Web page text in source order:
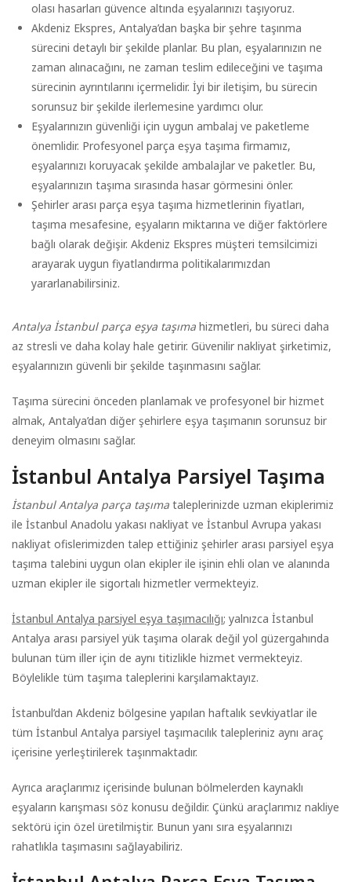
olası hasarları güvence altında eşyalarınızı taşıyoruz.
Akdeniz Ekspres, Antalya’dan başka bir şehre taşınma
sürecini detaylı bir şekilde planlar. Bu plan, eşyalarınızın ne
zaman alınacağını, ne zaman teslim edileceğini ve taşıma
sürecinin ayrıntılarını içermelidir. İyi bir iletişim, bu sürecin
sorunsuz bir şekilde ilerlemesine yardımcı olur.
Eşyalarınızın güvenliği için uygun ambalaj ve paketleme
önemlidir. Profesyonel parça eşya taşıma firmamız,
eşyalarınızı koruyacak şekilde ambalajlar ve paketler. Bu,
eşyalarınızın taşıma sırasında hasar görmesini önler.
Şehirler arası parça eşya taşıma hizmetlerinin fiyatları,
taşıma mesafesine, eşyaların miktarına ve diğer faktörlere
bağlı olarak değişir. Akdeniz Ekspres müşteri temsilcimizi
arayarak uygun fiyatlandırma politikalarımızdan
yararlanabilirsiniz.
Antalya İstanbul parça eşya taşıma hizmetleri, bu süreci daha
az stresli ve daha kolay hale getirir. Güvenilir nakliyat şirketimiz,
eşyalarınızın güvenli bir şekilde taşınmasını sağlar.
Taşıma sürecini önceden planlamak ve profesyonel bir hizmet
almak, Antalya’dan diğer şehirlere eşya taşımanın sorunsuz bir
deneyim olmasını sağlar.
İstanbul Antalya Parsiyel Taşıma
İstanbul Antalya parça taşıma taleplerinizde uzman ekiplerimiz
ile İstanbul Anadolu yakası nakliyat ve İstanbul Avrupa yakası
nakliyat ofislerimizden talep ettiğiniz şehirler arası parsiyel eşya
taşıma talebini uygun olan ekipler ile işinin ehli olan ve alanında
uzman ekipler ile sigortalı hizmetler vermekteyiz.
İstanbul Antalya parsiyel eşya taşımacılığı; yalnızca İstanbul
Antalya arası parsiyel yük taşıma olarak değil yol güzergahında
bulunan tüm iller için de aynı titizlikle hizmet vermekteyiz.
Böylelikle tüm taşıma taleplerini karşılamaktayız.
İstanbul’dan Akdeniz bölgesine yapılan haftalık sevkiyatlar ile
tüm İstanbul Antalya parsiyel taşımacılık talepleriniz aynı araç
içerisine yerleştirilerek taşınmaktadır.
Ayrıca araçlarımız içerisinde bulunan bölmelerden kaynaklı
eşyaların karışması söz konusu değildir. Çünkü araçlarımız nakliye
sektörü için özel üretilmiştir. Bunun yanı sıra eşyalarınızı
rahatlıkla taşımasını sağlayabiliriz.